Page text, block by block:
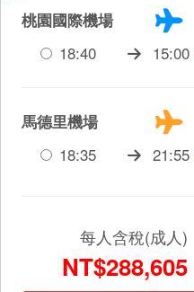
桃園國際機場
18:40
15:00
馬德里機場
18:35
21:55
每人含稅(成人)
NT$288,605